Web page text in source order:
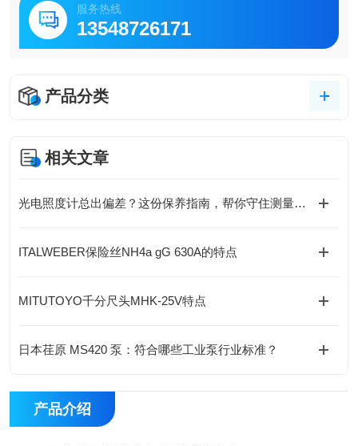
服务热线
13548726171
产品分类
相关文章
光电照度计总出偏差？这份保养指南，帮你守住测量的“生命线”
ITALWEBER保险丝NH4a gG 630A的特点
MITUTOYO千分尺头MHK-25V特点
日本荏原 MS420 泵：符合哪些工业泵行业标准？
产品介绍